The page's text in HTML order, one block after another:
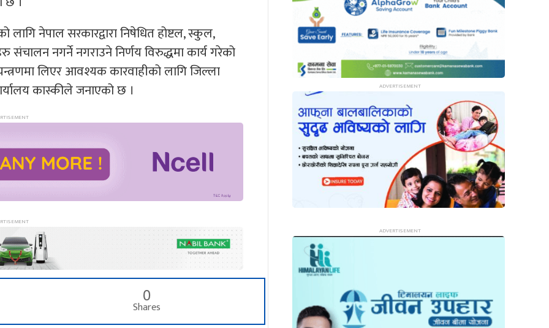
नेपाल सरकारद्वारा निषेधित होष्टल, स्कुल,
संचालन नगर्ने नगराउने निर्णय विरुद्धमा कार्य गरेको
लिएर आवश्यक कारवाहीको लागि जिल्ला
कास्कीले जनाएको छ ।
0
Shares